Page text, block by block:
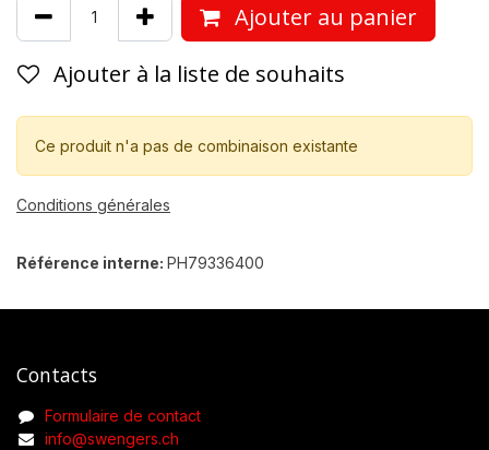
Ajouter au panier
Ajouter à la liste de souhaits
Ce produit n'a pas de combinaison existante
Conditions générales
Référence interne: PH79336400
Contacts
Formulaire de contact
info@swengers.ch